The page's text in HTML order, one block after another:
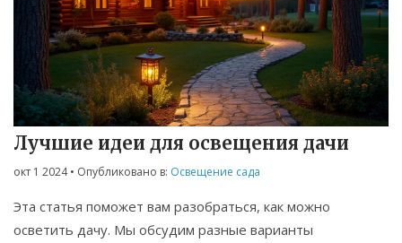
Лучшие идеи для освещения дачи
окт 1 2024• Опубликовано в: Освещение сада
Эта статья поможет вам разобраться, как можно
осветить дачу. Мы обсудим разные варианты